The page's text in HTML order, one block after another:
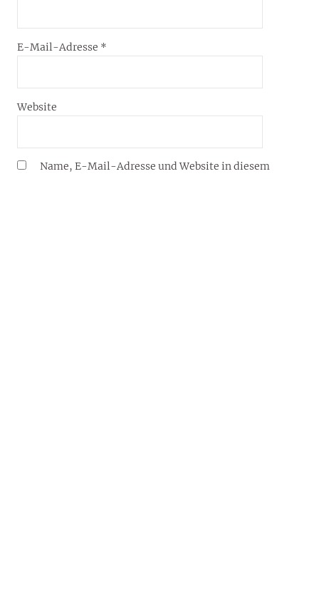
E-Mail-Adresse *
Website
Name, E-Mail-Adresse und Website in diesem